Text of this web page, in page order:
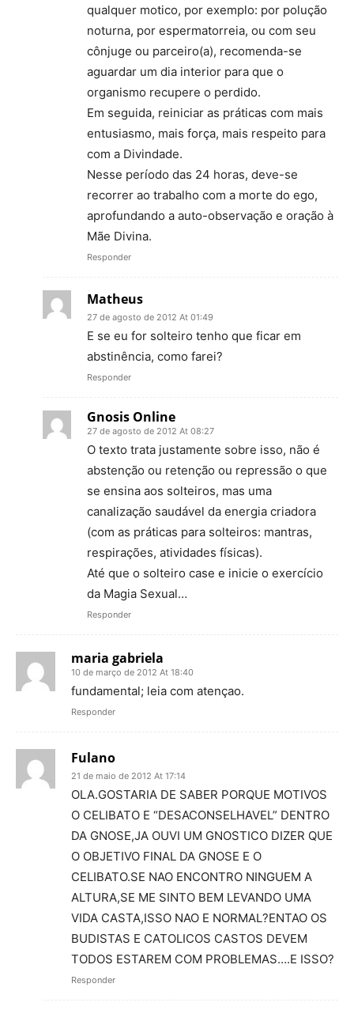
qualquer motico, por exemplo: por polução
noturna, por espermatorreia, ou com seu
cônjuge ou parceiro(a), recomenda-se
aguardar um dia interior para que o
organismo recupere o perdido.
Em seguida, reiniciar as práticas com mais
entusiasmo, mais força, mais respeito para
com a Divindade.
Nesse período das 24 horas, deve-se
recorrer ao trabalho com a morte do ego,
aprofundando a auto-observação e oração à
Mãe Divina.
Responder
Matheus
27 de agosto de 2012 At 01:49
E se eu for solteiro tenho que ficar em
abstinência, como farei?
Responder
Gnosis Online
27 de agosto de 2012 At 08:27
O texto trata justamente sobre isso, não é
abstenção ou retenção ou repressão o que
se ensina aos solteiros, mas uma
canalização saudável da energia criadora
(com as práticas para solteiros: mantras,
respirações, atividades físicas).
Até que o solteiro case e inicie o exercício
da Magia Sexual…
Responder
maria gabriela
10 de março de 2012 At 18:40
fundamental; leia com atençao.
Responder
Fulano
21 de maio de 2012 At 17:14
OLA.GOSTARIA DE SABER PORQUE MOTIVOS
O CELIBATO E “DESACONSELHAVEL” DENTRO
DA GNOSE,JA OUVI UM GNOSTICO DIZER QUE
O OBJETIVO FINAL DA GNOSE E O
CELIBATO.SE NAO ENCONTRO NINGUEM A
ALTURA,SE ME SINTO BEM LEVANDO UMA
VIDA CASTA,ISSO NAO E NORMAL?ENTAO OS
BUDISTAS E CATOLICOS CASTOS DEVEM
TODOS ESTAREM COM PROBLEMAS….E ISSO?
Responder